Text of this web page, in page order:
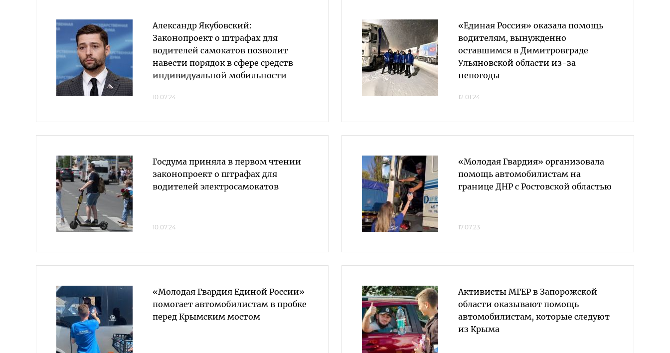
Александр Якубовский:
Законопроект о штрафах для
водителей самокатов позволит
навести порядок в сфере средств
индивидуальной мобильности
10.07.24
Госдума приняла в первом чтении
законопроект о штрафах для
водителей электросамокатов
10.07.24
«Молодая Гвардия Единой России»
помогает автомобилистам в пробке
перед Крымским мостом
«Единая Россия» оказала помощь
водителям, вынужденно
оставшимся в Димитровграде
Ульяновской области из-за
непогоды
12.01.24
«Молодая Гвардия» организовала
помощь автомобилистам на
границе ДНР с Ростовской областью
17.07.23
Активисты МГЕР в Запорожской
области оказывают помощь
автомобилистам, которые следуют
из Крыма